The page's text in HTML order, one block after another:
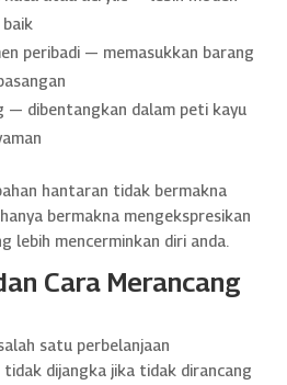
peribadi — memasukkan barang
— dibentangkan dalam peti kayu
hantaran tidak bermakna
bermakna mengekspresikan
lebih mencerminkan diri anda.
Cara Merancang
satu perbelanjaan
dijangka jika tidak dirancang